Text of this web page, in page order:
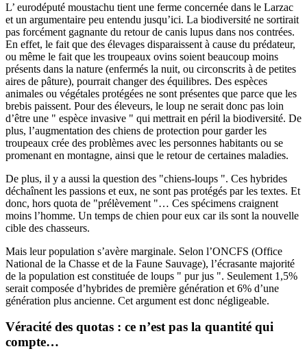
L’ eurodéputé moustachu tient une ferme concernée dans le Larzac
et un argumentaire peu entendu jusqu’ici. La biodiversité ne sortirait
pas forcément gagnante du retour de canis lupus dans nos contrées.
En effet, le fait que des élevages disparaissent à cause du prédateur,
ou même le fait que les troupeaux ovins soient beaucoup moins
présents dans la nature (enfermés la nuit, ou circonscrits à de petites
aires de pâture), pourrait changer des équilibres. Des espèces
animales ou végétales protégées ne sont présentes que parce que les
brebis paissent. Pour des éleveurs, le loup ne serait donc pas loin
d’être une " espèce invasive " qui mettrait en péril la biodiversité. De
plus, l’augmentation des chiens de protection pour garder les
troupeaux crée des problèmes avec les personnes habitants ou se
promenant en montagne, ainsi que le retour de certaines maladies.
De plus, il y a aussi la question des "chiens-loups ". Ces hybrides
déchaînent les passions et eux, ne sont pas protégés par les textes. Et
donc, hors quota de "prélèvement "… Ces spécimens craignent
moins l’homme. Un temps de chien pour eux car ils sont la nouvelle
cible des chasseurs.
Mais leur population s’avère marginale. Selon l’ONCFS (Office
National de la Chasse et de la Faune Sauvage), l’écrasante majorité
de la population est constituée de loups " pur jus ". Seulement 1,5%
serait composée d’hybrides de première génération et 6% d’une
génération plus ancienne. Cet argument est donc négligeable.
Véracité des quotas : ce n’est pas la quantité qui
compte…